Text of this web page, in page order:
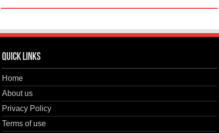
Quick Links
Home
About us
Privacy Policy
Terms of use